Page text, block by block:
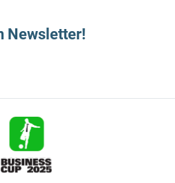
Newsletter!